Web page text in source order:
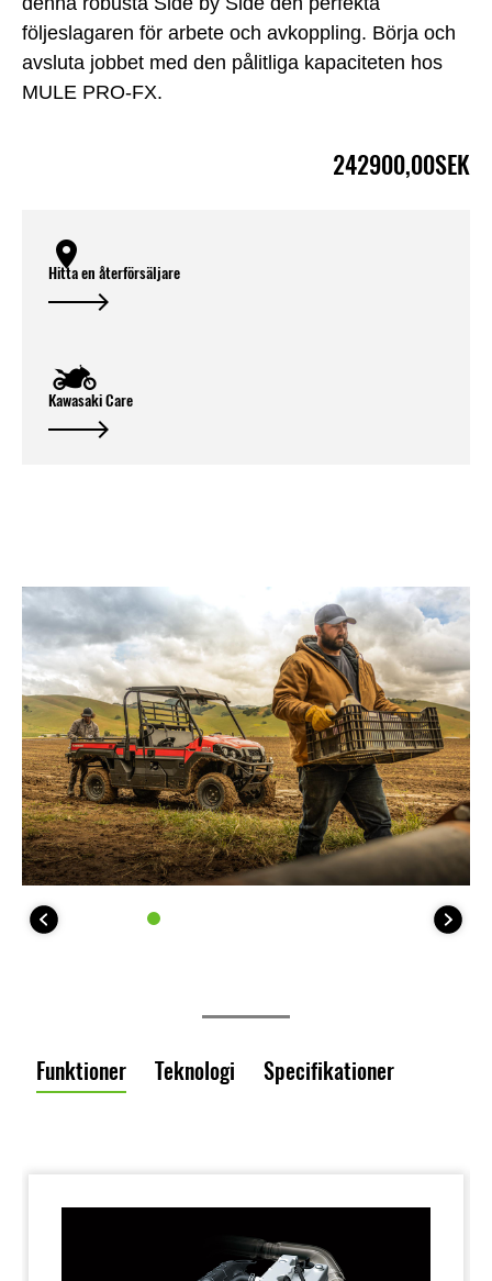
följeslagaren för arbete och avkoppling. Börja och
avsluta jobbet med den pålitliga kapaciteten hos
MULE PRO-FX.
242900,00SEK
Hitta en återförsäljare
Kawasaki Care
Funktioner Teknologi Specifikationer